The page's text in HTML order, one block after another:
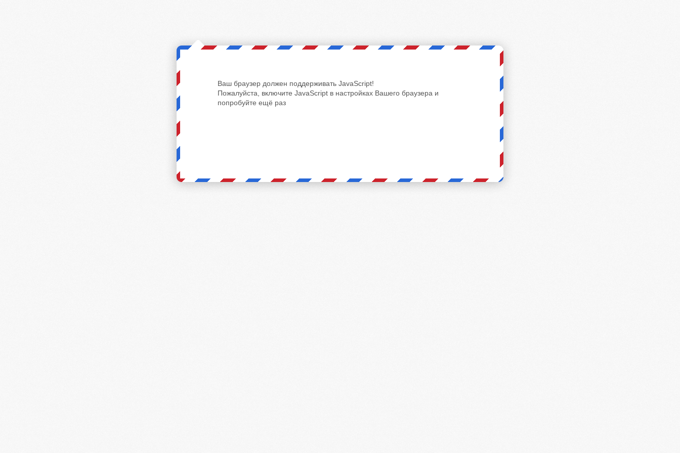
Ваш браузер должен поддерживать JavaScript!
Пожалуйста, включите JavaScript в настройках Вашего браузера и
попробуйте ещё раз